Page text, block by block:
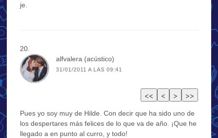
je.
alfvalera (acústico)
31/01/2011 A LAS 09:41
Pues yo soy muy de Hilde. Con decir que ha sido uno de
los despertares más felices de lo que va de año. ¡Que he
llegado a en punto al curro, y todo!